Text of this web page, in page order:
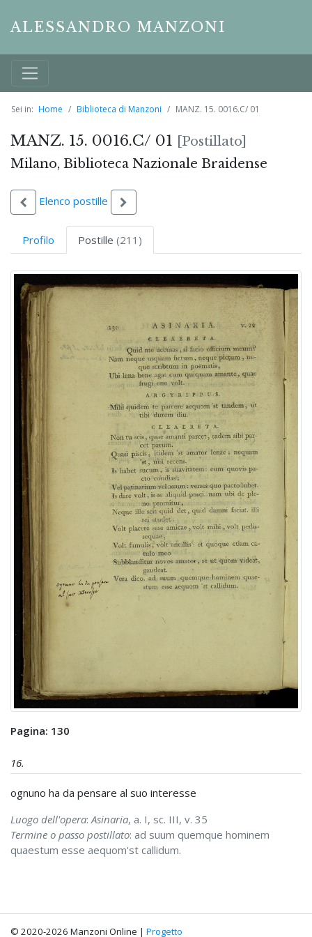
ALESSANDRO MANZONI
Sei in: Home Biblioteca di Manzoni MANZ. 15. 0016.C/ 01
MANZ. 15. 0016.C/ 01 [Postillato]
Milano, Biblioteca Nazionale Braidense
Elenco postille
Profilo Postille (211)
Pagina: 130
16.
ognuno ha da pensare al suo interesse
Luogo dell'opera:Asinaria, a. I, sc. III, v. 35
Termine o passo postillato: ad suum quemque hominem
quaestum esse aequom'st callidum.
© 2020-2026 Manzoni Online | Progetto